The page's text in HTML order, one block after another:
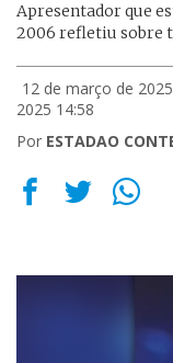
Apresentador que
2006 refletiu sobre
12 de março de
2025 14:58
Por ESTADAO